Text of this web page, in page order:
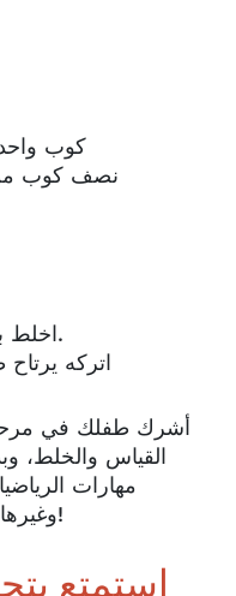
كوب
نصف كوب من
اخلط برفق لتجنب تكوين الرغوة.
أشرك طفلك في
القياس والخلط،
مهارات
وغيرها الكثير! استمتع بصنع الفقاعات!
استمتع